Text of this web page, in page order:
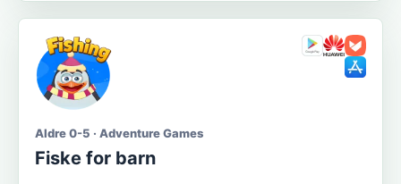
Aldre 0-5 · Adventure Games
Fiske for barn